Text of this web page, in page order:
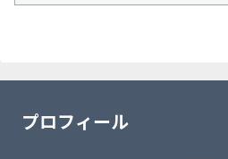
プロフィール